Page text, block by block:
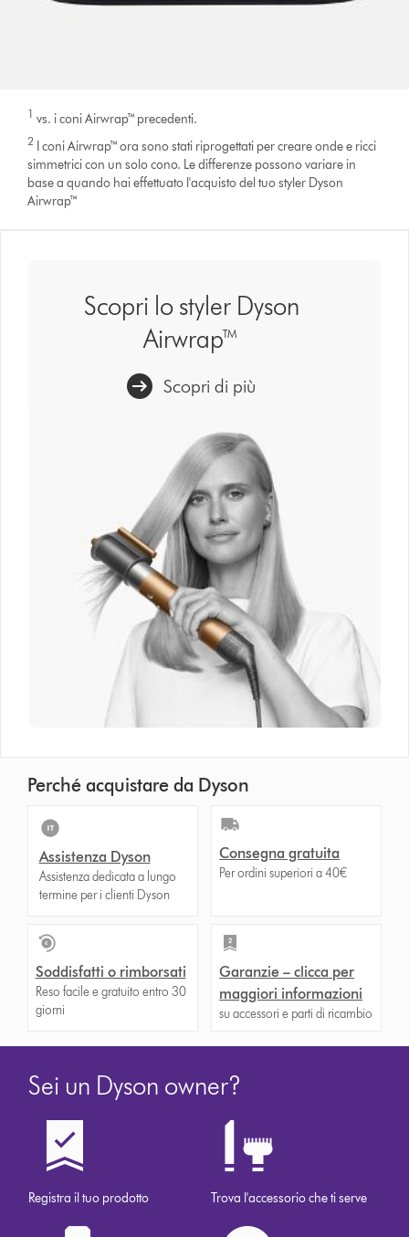
1 vs. i coni Airwrap™ precedenti.
2
I coni Airwrap™ ora sono stati riprogettati per creare onde e ricci
simmetrici con un solo cono. Le differenze possono variare in
base a quando hai effettuato l'acquisto del tuo styler Dyson
Airwrap™
Scopri lo styler Dyson
Airwrap™
Scopri di più
Perché acquistare da Dyson
Assistenza Dyson
Assistenza dedicata a lungo
termine per i clienti Dyson
Consegna gratuita
Per ordini superiori a 40€
Soddisfatti o rimborsati
Reso facile e gratuito entro 30
giorni
Garanzie – clicca per
maggiori informazioni
su accessori e parti di ricambio
Sei un Dyson owner?
Registra il tuo prodotto Trova l'accessorio che ti serve